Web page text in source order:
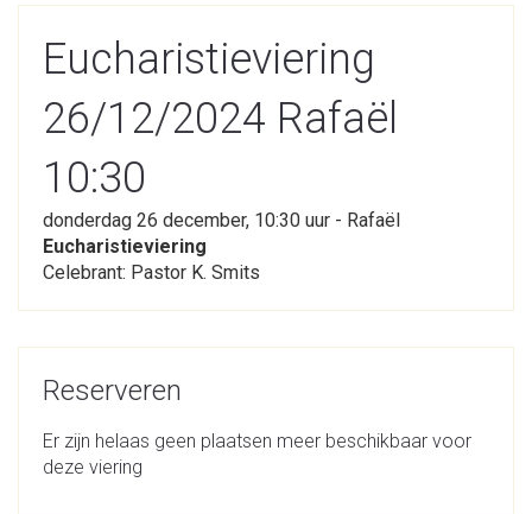
Eucharistieviering
26/12/2024 Rafaël
10:30
donderdag 26 december, 10:30 uur - Rafaël
Eucharistieviering
Celebrant: Pastor K. Smits
Reserveren
Er zijn helaas geen plaatsen meer beschikbaar voor
deze viering